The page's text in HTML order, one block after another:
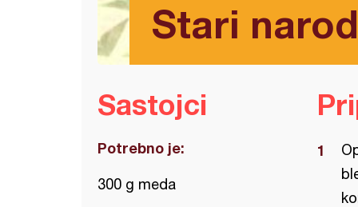
Stari
Sastojci
Potrebno je:
300 g meda